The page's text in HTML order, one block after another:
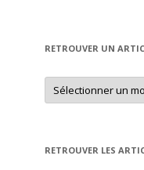
RETROUVER UN
Retrouver
un
article
RETROUVER LES